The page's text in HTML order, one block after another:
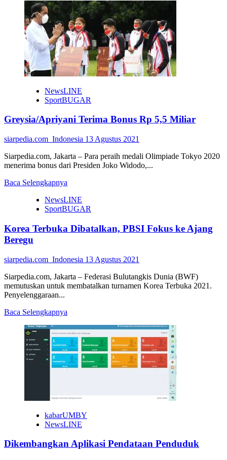
about
KKN
85
UMBY
Edukasi
Penggunaan
Masker
NewsLINE
SportBUGAR
Greysia/Apriyani Terima Bonus Rp 5,5 Miliar
siarpedia.com_Indonesia 13 Agustus 2021
Siarpedia.com, Jakarta – Para peraih medali Olimpiade Tokyo 2020
menerima bonus dari Presiden Joko Widodo,...
Baca Selengkapnya
about
Greysia/Apriyani
Bonus
Miliar
NewsLINE
SportBUGAR
Korea Terbuka Dibatalkan, PBSI Fokus ke Ajang
Beregu
siarpedia.com_Indonesia 13 Agustus 2021
Siarpedia.com, Jakarta – Federasi Bulutangkis Dunia (BWF)
memutuskan untuk membatalkan turnamen Korea Terbuka 2021.
Penyelenggaraan...
Baca Selengkapnya
about
Korea
Terbuka
Dibatalkan,
PBSI
kabarUMBY
NewsLINE
Dikembangkan Aplikasi Pendataan Penduduk